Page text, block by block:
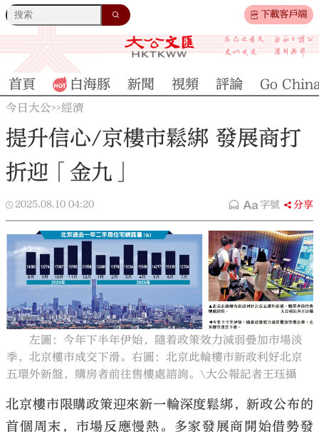
下載客戶端
大公文匯
首頁 白海豚 新聞 視頻 評論 Go
今日大公>>經濟
提升信心/京樓市鬆綁 發展商打
折迎「金九」
2025.08.10 04:20 字號 分享
左圖：今年下半年伊始，隨着政策效力減弱疊加市場淡
季，北京樓市成交下滑。右圖：北京此輪樓市新政利好北京
五環外新盤，購房者前往售樓處諮詢。\大公報記者王珏攝
北京樓市限購政策迎來新一輪深度鬆綁，新政公布的
首個周末，市場反應慢熱。多家發展商開始借勢發